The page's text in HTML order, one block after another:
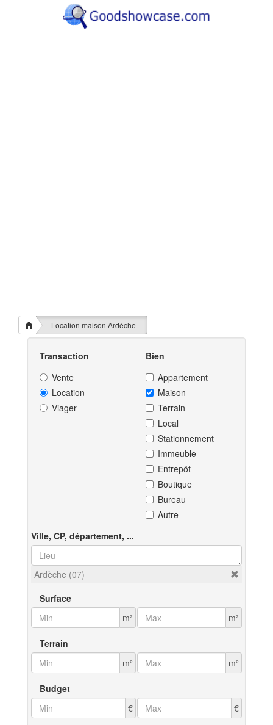
Location maison Ardèche
Transaction
Vente
Location
Viager
Bien
Appartement
Maison
Terrain
Local
Stationnement
Immeuble
Entrepôt
Boutique
Bureau
Autre
Ville, CP, département, ...
Ardèche (07)
Surface
m²
m²
Terrain
m²
m²
Budget
€
€